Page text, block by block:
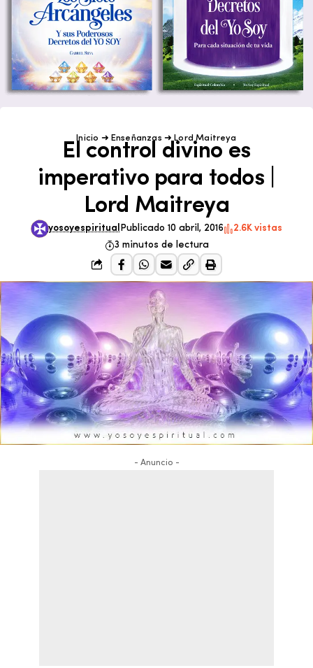
Inicio ➜ Enseñanzas ➜ Lord Maitreya
El control divino es
imperativo para todos |
Lord Maitreya
yosoyespiritual Publicado 10 abril, 2016
2.6K vistas
3 minutos de lectura
- Anuncio -